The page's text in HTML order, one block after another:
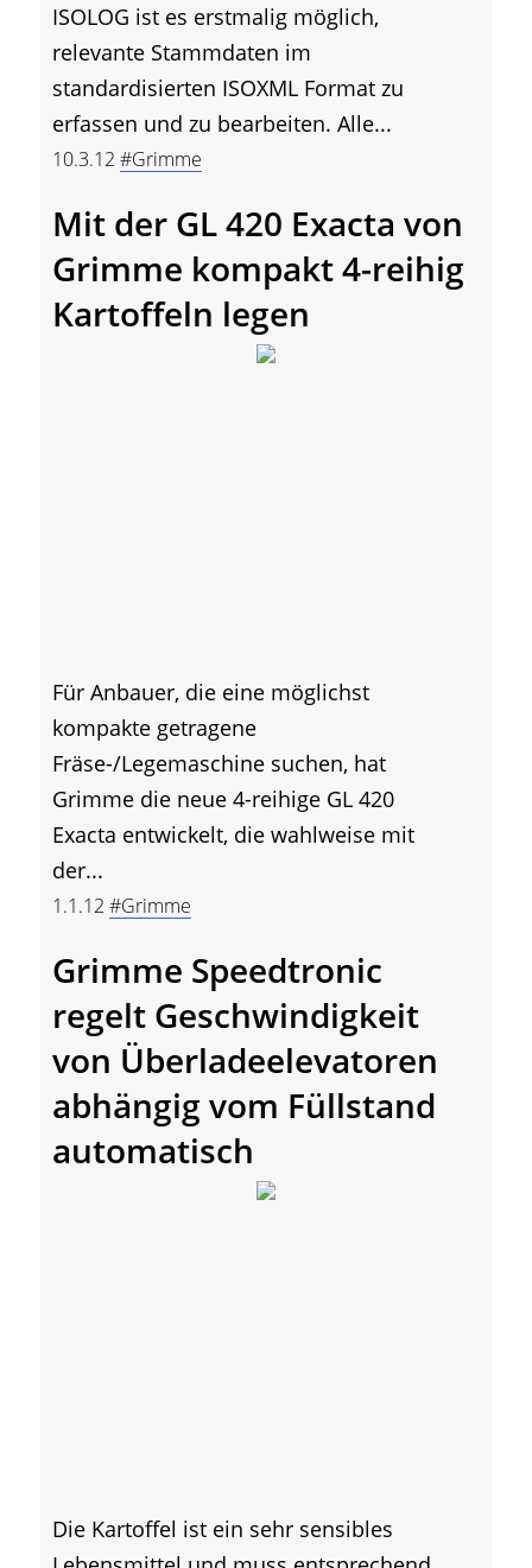
ISOLOG ist es erstmalig möglich,
relevante Stammdaten im
standardisierten ISOXML Format zu
erfassen und zu bearbeiten. Alle...
10.3.12 #Grimme
Mit der GL 420 Exacta von
Grimme kompakt 4-reihig
Kartoffeln legen
Für Anbauer, die eine möglichst
kompakte getragene
Fräse-/Legemaschine suchen, hat
Grimme die neue 4-reihige GL 420
Exacta entwickelt, die wahlweise mit
der...
1.1.12 #Grimme
Grimme Speedtronic
regelt Geschwindigkeit
von Überladeelevatoren
abhängig vom Füllstand
automatisch
Die Kartoffel ist ein sehr sensibles